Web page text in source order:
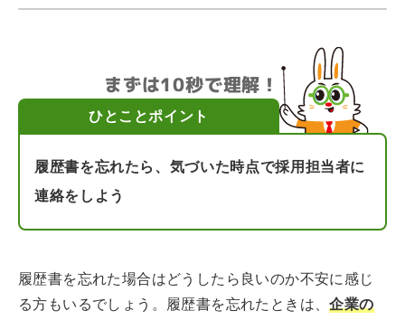
まずは10秒で理解！
ひとことポイント
履歴書を忘れたら、気づいた時点で採用担当者に
連絡をしよう
履歴書を忘れた場合はどうしたら良いのか不安に感じ
る方もいるでしょう。履歴書を忘れたときは、企業の